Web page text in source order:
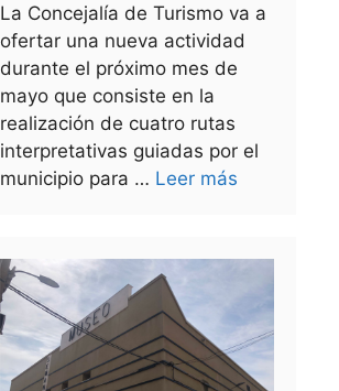
La Concejalía de Turismo va a
ofertar una nueva actividad
durante el próximo mes de
mayo que consiste en la
realización de cuatro rutas
interpretativas guiadas por el
municipio para … Leer más